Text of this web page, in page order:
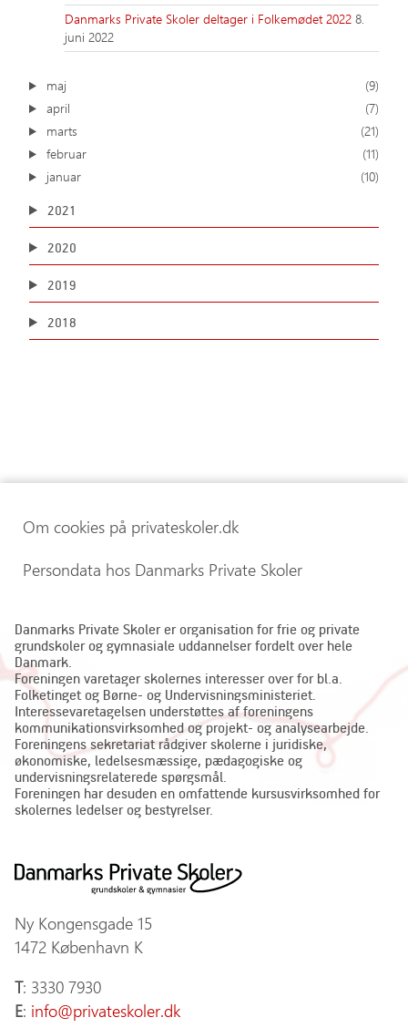
Danmarks Private Skoler deltager i Folkemødet 2022 8.
juni 2022
maj
(9)
april
(7)
marts
(21)
februar
(11)
januar
(10)
2021
2020
2019
2018
Om cookies på privateskoler.dk
Persondata hos Danmarks Private Skoler
Danmarks Private Skoler er organisation for frie og private
grundskoler og gymnasiale uddannelser fordelt over hele
Danmark.
Foreningen varetager skolernes interesser over for bl.a.
Folketinget og Børne- og Undervisningsministeriet.
Interessevaretagelsen understøttes af foreningens
kommunikationsvirksomhed og projekt- og analysearbejde.
Foreningens sekretariat rådgiver skolerne i juridiske,
økonomiske, ledelsesmæssige, pædagogiske og
undervisningsrelaterede spørgsmål.
Foreningen har desuden en omfattende kursusvirksomhed for
skolernes ledelser og bestyrelser.
Ny Kongensgade 15
1472 København K
T: 3330 7930
E: info@privateskoler.dk